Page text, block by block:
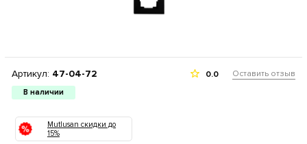
Артикул: 47-04-72
В наличии
0.0 Оставить отзыв
Mutlusan скидки до
15%